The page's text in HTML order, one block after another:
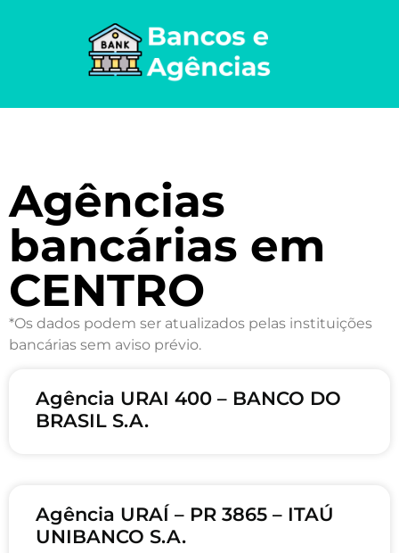
Agências
bancárias em
CENTRO
*Os dados podem ser atualizados pelas instituições
bancárias sem aviso prévio.
Agência URAI 400 – BANCO DO
BRASIL S.A.
Agência URAÍ – PR 3865 – ITAÚ
UNIBANCO S.A.